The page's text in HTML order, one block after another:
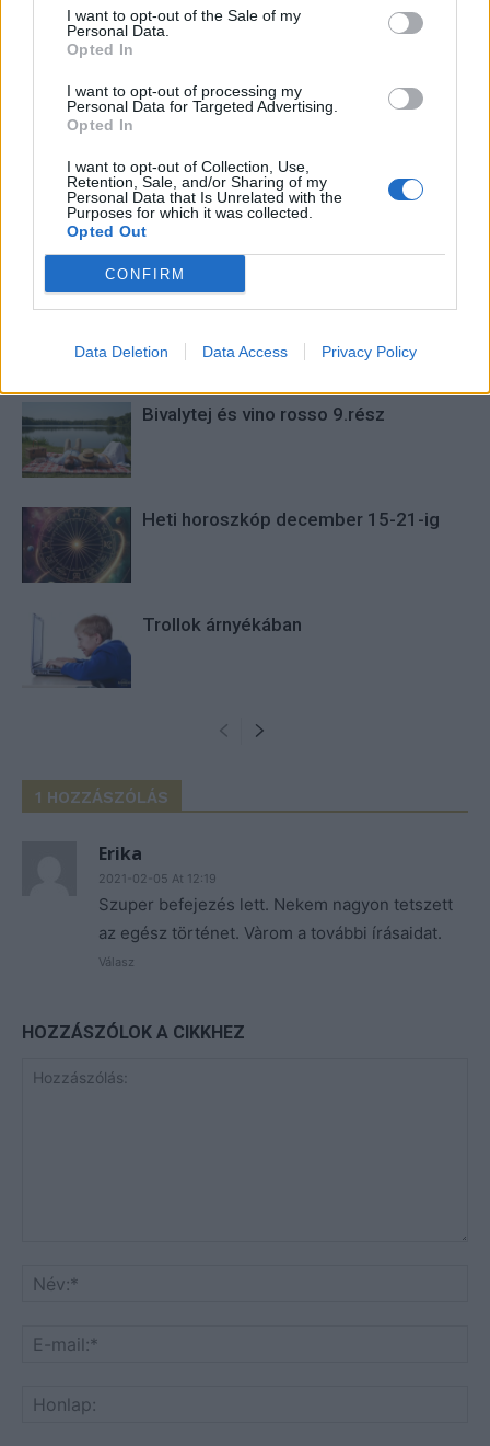
I want to opt-out of the Sale of my
Personal Data.
Opted In
I want to opt-out of processing my
Personal Data for Targeted Advertising.
Opted In
I want to opt-out of Collection, Use,
Retention, Sale, and/or Sharing of my
Personal Data that Is Unrelated with the
Purposes for which it was collected.
Opted Out
CONFIRM
Data Deletion Data Access Privacy Policy
Kalla Tímea
Kalla Tímea vagyok. Anya, futó és író. Szenvedélyes, kitartó és
fafejű.
KAPCSOLÓDÓ CIKKEK TÖBB A SZERZŐTŐL
Bivalytej és vino rosso 9.rész
Heti horoszkóp december 15-21-ig
Trollok árnyékában
1 HOZZÁSZÓLÁS
Erika
2021-02-05 At 12:19
Szuper befejezés lett. Nekem nagyon tetszett
az egész történet. Vàrom a további írásaidat.
Válasz
HOZZÁSZÓLOK A CIKKHEZ